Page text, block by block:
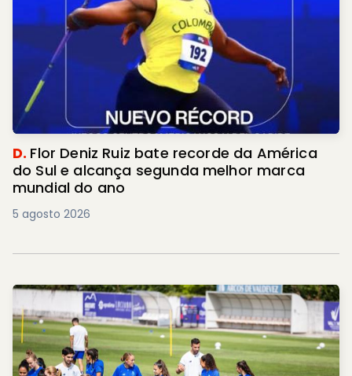
D. Flor Deniz Ruiz bate recorde da América
do Sul e alcança segunda melhor marca
mundial do ano
5 agosto 2026